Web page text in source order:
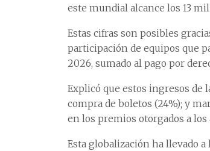
este mundial alcance los 13
Estas cifras son posibles
participación de equipos que
2026, sumado al pago por
Explicó que estos ingresos de
compra de boletos (24%); y
en los premios otorgados a
Esta globalización ha llevado